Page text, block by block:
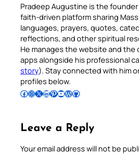
Pradeep Augustine is the founder
faith-driven platform sharing
languages, prayers, quotes,
reflections, and other spiritual
He manages the website and the
apps alongside his professional
story). Stay connected with him
profiles below.
Follow Pradeep on Facebook Follow Pradeep on InstagramFollow Pradeep on X Follow Pradeep on LinkedIn Follow Pradeep on Pinterest Subscribe to Pradeep’s Youtube Channel Follow Pradeep on WordPress Follow Pradeep on GitHub
Leave a Reply
Your email address will not be